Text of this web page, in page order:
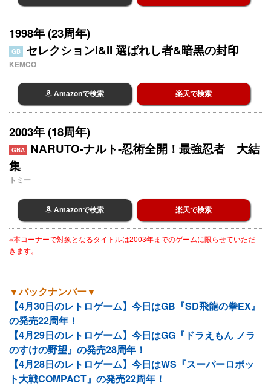
1998年 (23周年)
GB セレクションI&II 選ばれし者&暗黒の封印
KEMCO
Amazonで検索 楽天で検索
2003年 (18周年)
GBA
NARUTO-ナルト-忍術全開！最強忍者 大結
集
トミー
Amazonで検索 楽天で検索
※本コーナーで対象となるタイトルは2003年までのゲームに限らせていただ
きます。
▼バックナンバー▼
【4月30日のレトロゲーム】今日はGB『SD飛龍の拳EX』
の発売22周年！
【4月29日のレトロゲーム】今日はGG『ドラえもん ノラ
のすけの野望』の発売28周年！
【4月28日のレトロゲーム】今日はWS『スーパーロボッ
ト大戦COMPACT』の発売22周年！